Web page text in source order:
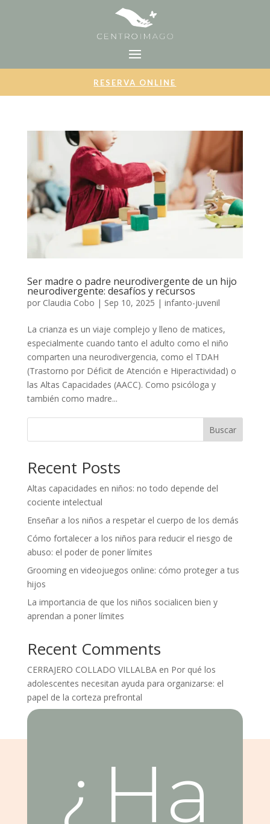
RESERVA ONLINE
Ser madre o padre neurodivergente de un hijo
neurodivergente: desafíos y recursos
por Claudia Cobo | Sep 10, 2025 | infanto-juvenil
La crianza es un viaje complejo y lleno de matices,
especialmente cuando tanto el adulto como el niño
comparten una neurodivergencia, como el TDAH
(Trastorno por Déficit de Atención e Hiperactividad) o
las Altas Capacidades (AACC). Como psicóloga y
también como madre...
Buscar
Recent Posts
Altas capacidades en niños: no todo depende del
cociente intelectual
Enseñar a los niños a respetar el cuerpo de los demás
Cómo fortalecer a los niños para reducir el riesgo de
abuso: el poder de poner límites
Grooming en videojuegos online: cómo proteger a tus
hijos
La importancia de que los niños socialicen bien y
aprendan a poner límites
Recent Comments
CERRAJERO COLLADO VILLALBAen Por qué los
adolescentes necesitan ayuda para organizarse: el
papel de la corteza prefrontal
¿Ha